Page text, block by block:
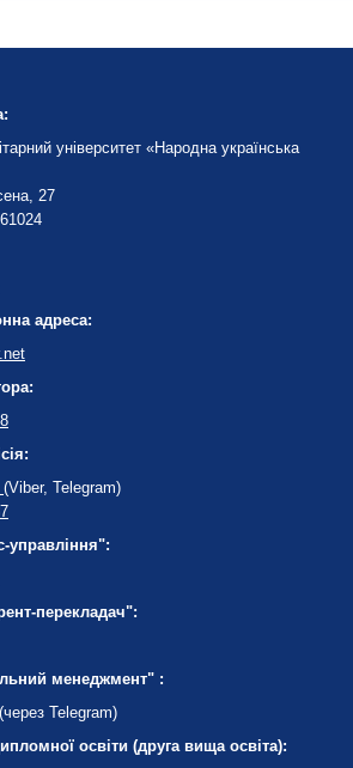
університет «Народна українська
27
адреса:
(Viber, Telegram)
управління":
перекладач":
менеджмент" :
(через Telegram)
освіти (друга вища освіта):